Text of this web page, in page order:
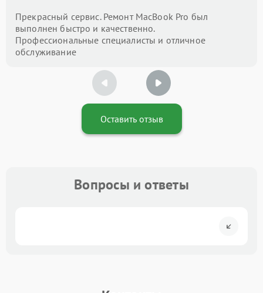
Прекрасный сервис. Ремонт MacBook Pro был
выполнен быстро и качественно.
Профессиональные специалисты и отличное
обслуживание
Оставить отзыв
Вопросы и ответы